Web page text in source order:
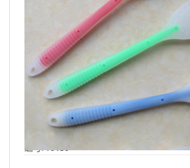
编号: Y6159